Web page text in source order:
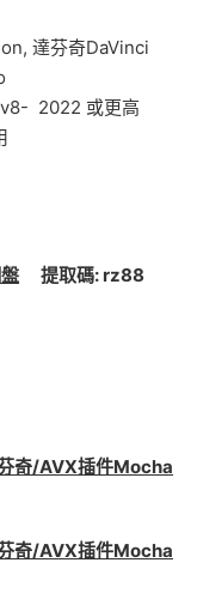
達芬奇DaVinci
2022 或更高
提取碼: rz88
奇/AVX插件Mocha
奇/AVX插件Mocha